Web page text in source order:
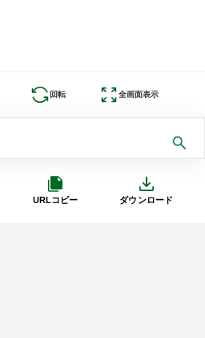
URLコピー ダウンロード
回転 全画面表示